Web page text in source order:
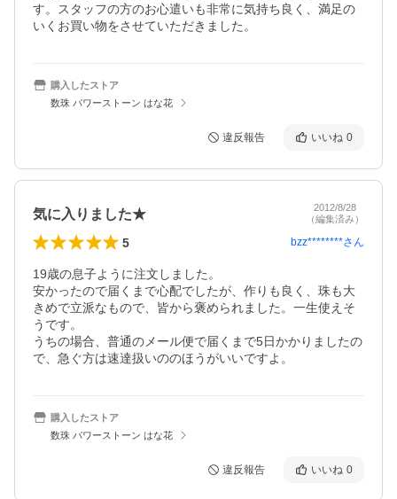
す。スタッフの方のお心遣いも非常に気持ち良く、満足の
いくお買い物をさせていただきました。
購入したストア
数珠 パワーストーン はな花
違反報告 いいね 0
気に入りました★
2012/8/28
（編集済み）
5 bzz********さん
19歳の息子ように注文しました。
安かったので届くまで心配でしたが、作りも良く、珠も大
きめで立派なもので、皆から褒められました。一生使えそ
うです。
うちの場合、普通のメール便で届くまで5日かかりましたの
で、急ぐ方は速達扱いののほうがいいですよ。
購入したストア
数珠 パワーストーン はな花
違反報告 いいね 0